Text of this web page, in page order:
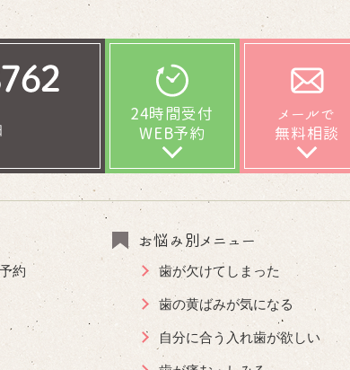
24時間受付
WEB予約
メールで
無料相談
約
お悩み別メニュー
歯が欠けてしまった
歯の黄ばみが気になる
自分に合う入れ歯が欲しい